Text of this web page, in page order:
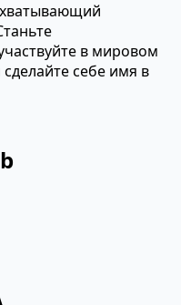
в мировом
сделайте себе имя в